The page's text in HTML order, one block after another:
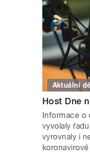
Aktuální
Host Dne
Informace
vyvolaly
vyrovnaly i